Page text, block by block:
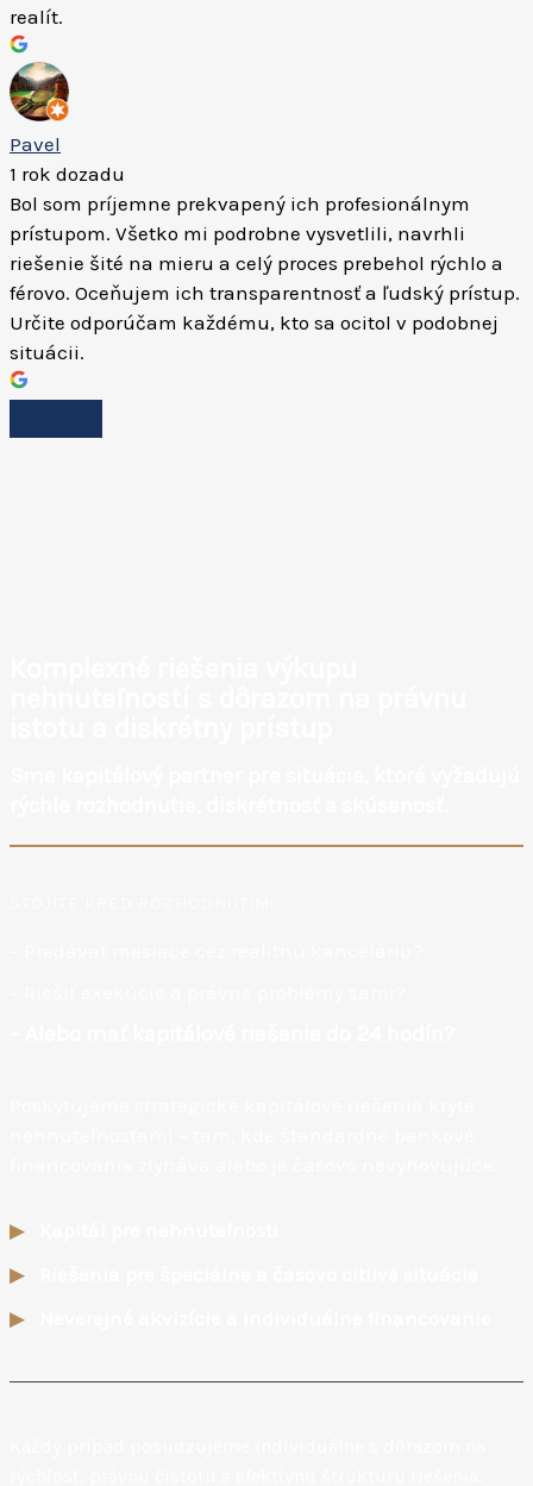
realít.
Pavel
1 rok dozadu
Bol som príjemne prekvapený ich profesionálnym
prístupom. Všetko mi podrobne vysvetlili, navrhli
riešenie šité na mieru a celý proces prebehol rýchlo a
férovo. Oceňujem ich transparentnosť a ľudský prístup.
Určite odporúčam každému, kto sa ocitol v podobnej
situácii.
▶
▶
▶